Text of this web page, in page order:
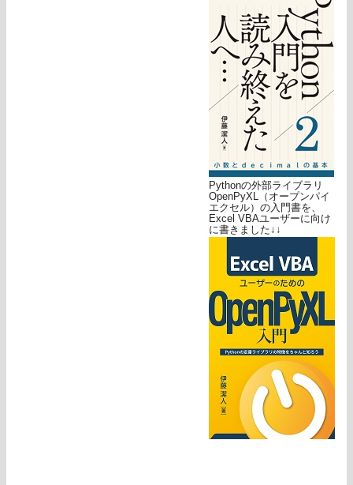
Pythonの外部ライブラリ
OpenPyXL（オープンパイ
エクセル）の入門書を、
Excel VBAユーザーに向け
に書きました↓↓